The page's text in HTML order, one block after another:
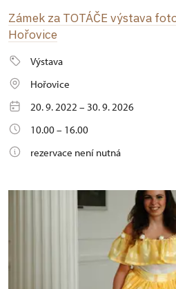
Zámek za TOTÁČE výstava
Hořovice
Výstava
Hořovice
20. 9. 2022 – 30. 9. 2026
10.00 – 16.00
rezervace není nutná